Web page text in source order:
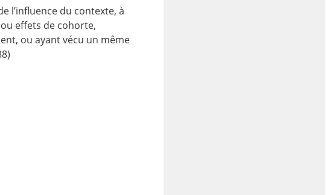
l’influence du contexte, à
effets de cohorte,
ou ayant vécu un même